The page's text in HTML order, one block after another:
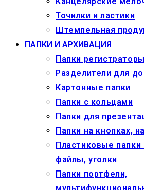
Точилки и ластики
Штемпельная
ПАПКИ И АРХИВАЦИЯ
Папки регистраторы
Разделители для
Картонные папки
Папки с кольцами
Папки для
Папки на кнопках,
Пластиковые
файлы, уголки
Папки портфели,